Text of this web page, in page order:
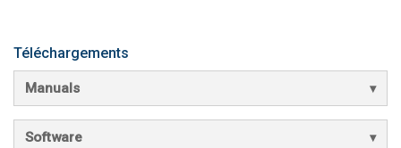
Téléchargements
Manuals
Software